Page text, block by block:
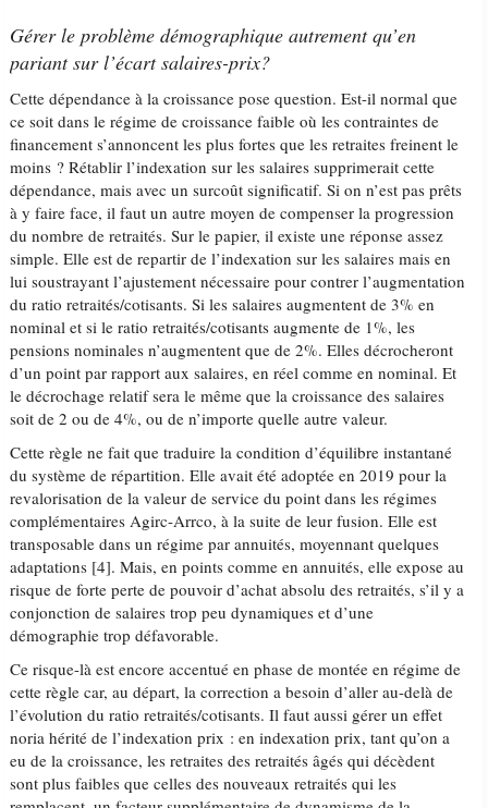
Gérer le problème démographique autrement qu’en
pariant sur l’écart salaires-prix?
Cette dépendance à la croissance pose question. Est-il normal que
ce soit dans le régime de croissance faible où les contraintes de
financement s’annoncent les plus fortes que les retraites freinent le
moins ? Rétablir l’indexation sur les salaires supprimerait cette
dépendance, mais avec un surcoût significatif. Si on n’est pas prêts
à y faire face, il faut un autre moyen de compenser la progression
du nombre de retraités. Sur le papier, il existe une réponse assez
simple. Elle est de repartir de l’indexation sur les salaires mais en
lui soustrayant l’ajustement nécessaire pour contrer l’augmentation
du ratio retraités/cotisants. Si les salaires augmentent de 3% en
nominal et si le ratio retraités/cotisants augmente de 1%, les
pensions nominales n’augmentent que de 2%. Elles décrocheront
d’un point par rapport aux salaires, en réel comme en nominal. Et
le décrochage relatif sera le même que la croissance des salaires
soit de 2 ou de 4%, ou de n’importe quelle autre valeur.
Cette règle ne fait que traduire la condition d’équilibre instantané
du système de répartition. Elle avait été adoptée en 2019 pour la
revalorisation de la valeur de service du point dans les régimes
complémentaires Agirc-Arrco, à la suite de leur fusion. Elle est
transposable dans un régime par annuités, moyennant quelques
adaptations [4]. Mais, en points comme en annuités, elle expose au
risque de forte perte de pouvoir d’achat absolu des retraités, s’il y a
conjonction de salaires trop peu dynamiques et d’une
démographie trop défavorable.
Ce risque-là est encore accentué en phase de montée en régime de
cette règle car, au départ, la correction a besoin d’aller au-delà de
l’évolution du ratio retraités/cotisants. Il faut aussi gérer un effet
noria hérité de l’indexation prix : en indexation prix, tant qu’on a
eu de la croissance, les retraites des retraités âgés qui décèdent
sont plus faibles que celles des nouveaux retraités qui les